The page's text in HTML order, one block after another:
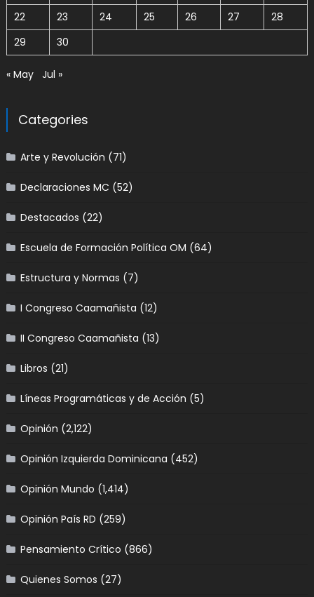
22
23 24 25 26 27
28
29
30
« May Jul »
Categories
Arte y Revolución (71)
Declaraciones MC (52)
Destacados (22)
Escuela de Formación Política OM (64)
Estructura y Normas (7)
I Congreso Caamañista (12)
II Congreso Caamañista (13)
Libros (21)
Líneas Programáticas y de Acción (5)
Opinión (2,122)
Opinión Izquierda Dominicana (452)
Opinión Mundo (1,414)
Opinión País RD (259)
Pensamiento Crítico (866)
Quienes Somos (27)